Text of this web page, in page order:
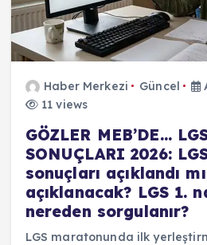
Haber Merkezi Güncel
11 views
GÖZLER MEB’DE…
SONUÇLARI 2026:
sonuçları açıklandı
açıklanacak? LGS 1.
nereden sorgulanır?
LGS maratonunda ilk